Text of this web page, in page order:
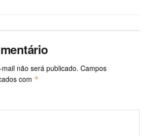
não será publicado. Campos
com *